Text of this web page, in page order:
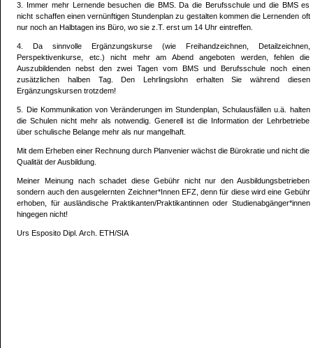
3. Immer mehr Lernende besuchen die BMS. Da die Berufsschule und die BMS es
nicht schaffen einen vernünftigen Stundenplan zu gestalten kommen die Lernenden oft
nur noch an Halbtagen ins Büro, wo sie z.T. erst um 14 Uhr eintreffen.
4. Da sinnvolle Ergänzungskurse (wie Freihandzeichnen, Detailzeichnen,
Perspektivenkurse, etc.) nicht mehr am Abend angeboten werden, fehlen die
Auszubildenden nebst den zwei Tagen vom BMS und Berufsschule noch einen
zusätzlichen halben Tag. Den Lehrlingslohn erhalten Sie während diesen
Ergänzungskursen trotzdem!
5. Die Kommunikation von Veränderungen im Stundenplan, Schulausfällen u.ä. halten
die Schulen nicht mehr als notwendig. Generell ist die Information der Lehrbetriebe
über schulische Belange mehr als nur mangelhaft.
Mit dem Erheben einer Rechnung durch Planvenier wächst die Bürokratie und nicht die
Qualität der Ausbildung.
Meiner Meinung nach schadet diese Gebühr nicht nur den Ausbildungsbetrieben
sondern auch den ausgelernten Zeichner*Innen EFZ, denn für diese wird eine Gebühr
erhoben, für ausländische Praktikanten/Praktikantinnen oder Studienabgänger*innen
hingegen nicht!
Urs Esposito Dipl. Arch. ETH/SIA